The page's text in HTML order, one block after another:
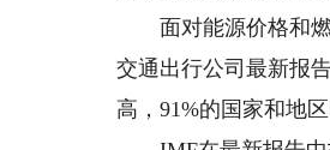
面对能源价格和燃
交通出行公司最新报
高，91%的国家和地